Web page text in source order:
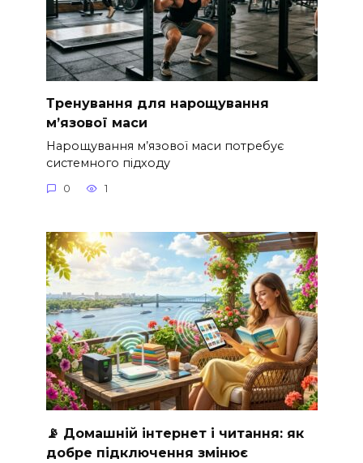
Тренування для нарощування
м’язової маси
Нарощування м’язової маси потребує
системного підходу
0 1
📡 Домашній інтернет і читання: як
добре підключення змінює